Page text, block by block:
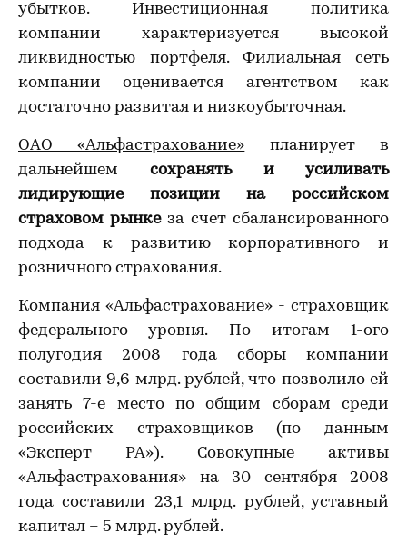
убытков. Инвестиционная политика
компании характеризуется высокой
ликвидностью портфеля. Филиальная сеть
компании оценивается агентством как
достаточно развитая и низкоубыточная.
ОАО «Альфастрахование» планирует в
дальнейшем сохранять и усиливать
лидирующие позиции на российском
страховом рынкеза счет сбалансированного
подхода к развитию корпоративного и
розничного страхования.
Компания «Альфастрахование» - страховщик
федерального уровня. По итогам 1-ого
полугодия 2008 года сборы компании
составили 9,6 млрд. рублей, что позволило ей
занять 7-е место по общим сборам среди
российских страховщиков (по данным
«Эксперт РА»). Совокупные активы
«Альфастрахования» на 30 сентября 2008
года составили 23,1 млрд. рублей, уставный
капитал – 5 млрд. рублей.